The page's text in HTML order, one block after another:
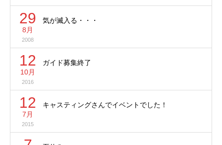
29
8月
2008
気が滅入る・・・
12
10月
2016
ガイド募集終了
12
7月
2015
キャスティングさんでイベントでした！